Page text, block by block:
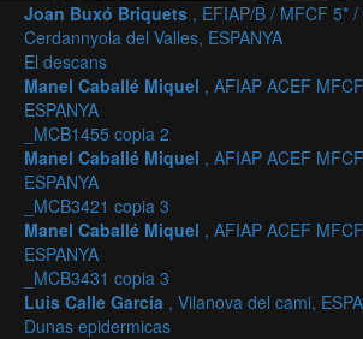
Joan Buxó Briquets , EFIAP/B / MFCF 5*
Cerdannyola del Valles, ESPANYA
El descans
Manel Caballé Miquel , AFIAP ACEF
ESPANYA
_MCB1455 copia 2
Manel Caballé Miquel , AFIAP ACEF
ESPANYA
_MCB3421 copia 3
Manel Caballé Miquel , AFIAP ACEF
ESPANYA
_MCB3431 copia 3
Luis Calle García , Vilanova del cami,
Dunas epidermicas